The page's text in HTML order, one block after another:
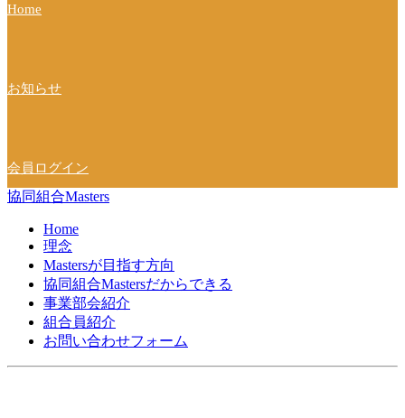
ョ
Home
お知らせ
会員ログイン
協同組合Masters
Home
理念
Mastersが目指す方向
協同組合Mastersだからできる
事業部会紹介
組合員紹介
お問い合わせフォーム